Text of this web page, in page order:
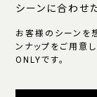
シーンに合わせ
お客様のシーンを
ンナップをご用意
ONLYです。